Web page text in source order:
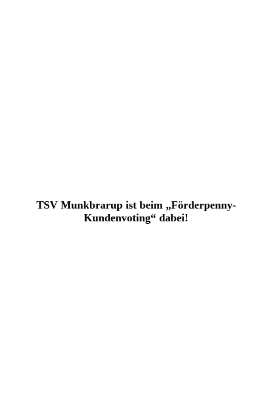
TSV Munkbrarup ist beim „Förderpenny-
Kundenvoting“ dabei!